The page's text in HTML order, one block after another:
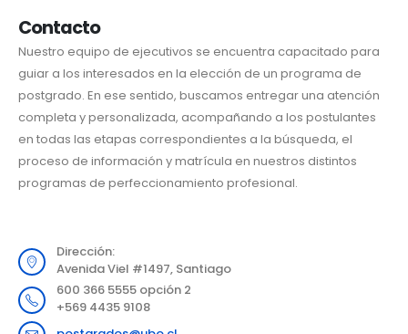
Contacto
Nuestro equipo de ejecutivos se encuentra capacitado para
guiar a los interesados en la elección de un programa de
postgrado. En ese sentido, buscamos entregar una atención
completa y personalizada, acompañando a los postulantes
en todas las etapas correspondientes a la búsqueda, el
proceso de información y matrícula en nuestros distintos
programas de perfeccionamiento profesional.
Dirección:
Avenida Viel #1497, Santiago
600 366 5555 opción 2
+569 4435 9108